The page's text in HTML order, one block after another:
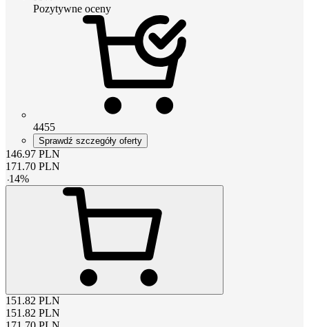
Pozytywne oceny
4455
Sprawdź szczegóły oferty
146.97 PLN
171.70 PLN
-14%
151.82 PLN
151.82 PLN